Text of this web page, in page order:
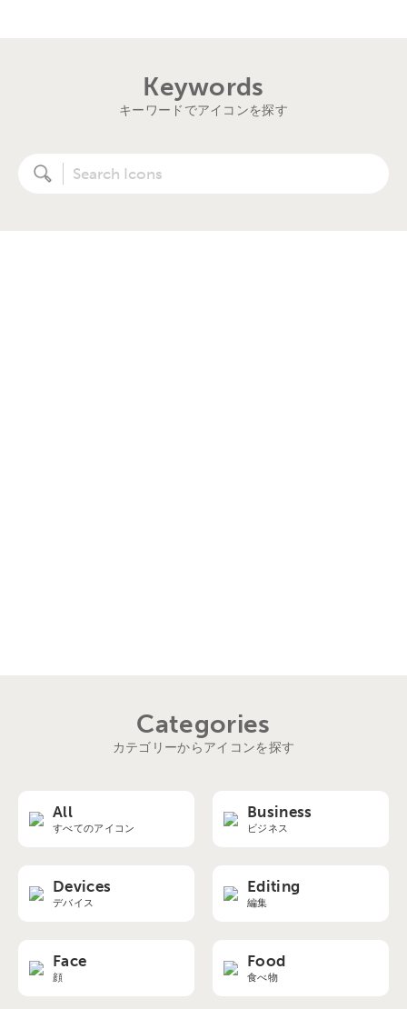
Keywords
キーワードでアイコンを探す
Categories
カテゴリーからアイコンを探す
All
すべてのアイコン
Business
ビジネス
Devices
デバイス
Editing
編集
Face
顔
Food
食べ物